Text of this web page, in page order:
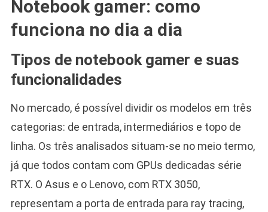
Notebook gamer: como
funciona no dia a dia
Tipos de notebook gamer e suas
funcionalidades
No mercado, é possível dividir os modelos em três
categorias: de entrada, intermediários e topo de
linha. Os três analisados situam-se no meio termo,
já que todos contam com GPUs dedicadas série
RTX. O Asus e o Lenovo, com RTX 3050,
representam a porta de entrada para ray tracing,